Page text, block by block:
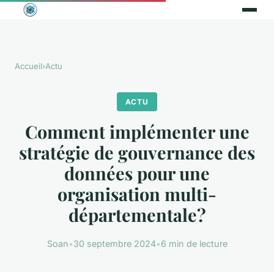
Accueil›Actu
ACTU
Comment implémenter une
stratégie de gouvernance des
données pour une
organisation multi-
départementale?
Soan•30 septembre 2024•6 min de lecture